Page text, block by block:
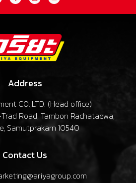
Address
CO.,LTD. (Head office)
Road, Tambon Rachataewa,
Samutprakarn 10540
Contact Us